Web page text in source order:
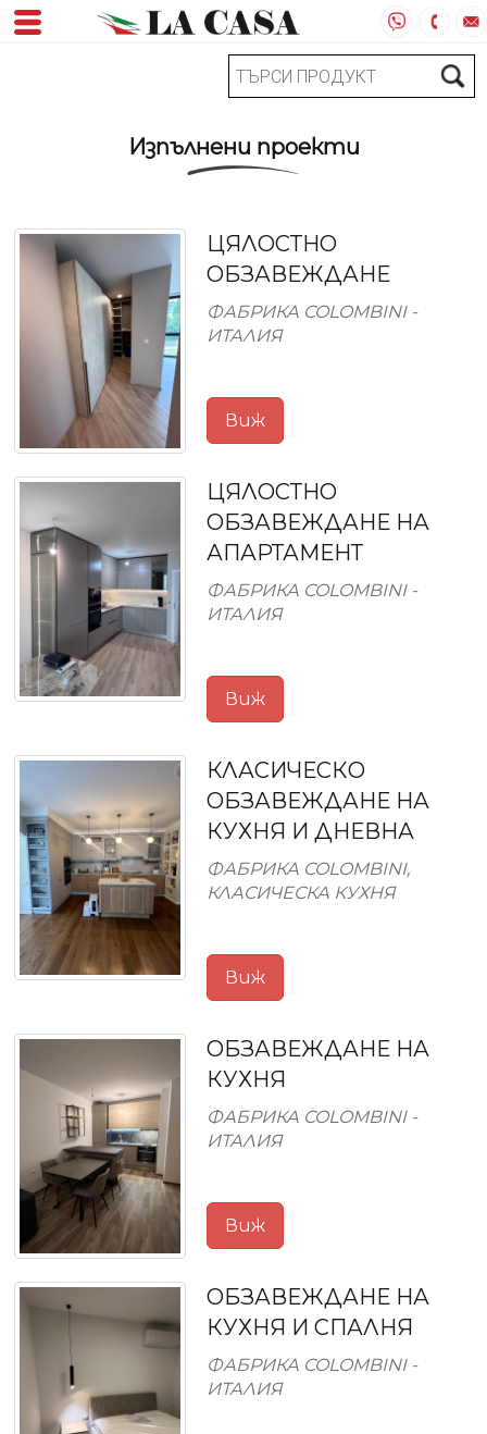
Изпълнени проекти
ЦЯЛОСТНО
ОБЗАВЕЖДАНЕ
ФАБРИКА COLOMBINI -
ИТАЛИЯ
Виж
ЦЯЛОСТНО
ОБЗАВЕЖДАНЕ НА
АПАРТАМЕНТ
ФАБРИКА COLOMBINI -
ИТАЛИЯ
Виж
КЛАСИЧЕСКО
ОБЗАВЕЖДАНЕ НА
КУХНЯ И ДНЕВНА
ФАБРИКА COLOMBINI,
КЛАСИЧЕСКА КУХНЯ
Виж
ОБЗАВЕЖДАНЕ НА
КУХНЯ
ФАБРИКА COLOMBINI -
ИТАЛИЯ
Виж
ОБЗАВЕЖДАНЕ НА
КУХНЯ И СПАЛНЯ
ФАБРИКА COLOMBINI -
ИТАЛИЯ